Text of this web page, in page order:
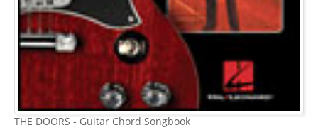
THE DOORS - Guitar Chord Songbook